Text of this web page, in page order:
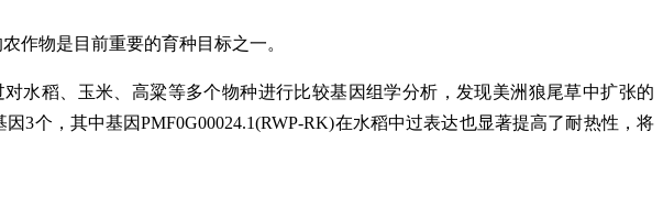
作物是目前重要的育种目标之一。
水稻、玉米、高粱等多个物种进行比较基因组学分析，发现美洲狼尾草中扩张的
个，其中基因PMF0G00024.1(RWP-RK)在水稻中过表达也显著提高了耐热性，将